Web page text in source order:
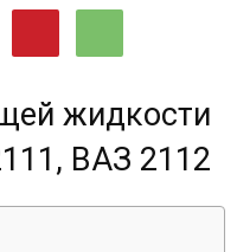
жидкости
ВАЗ 2112